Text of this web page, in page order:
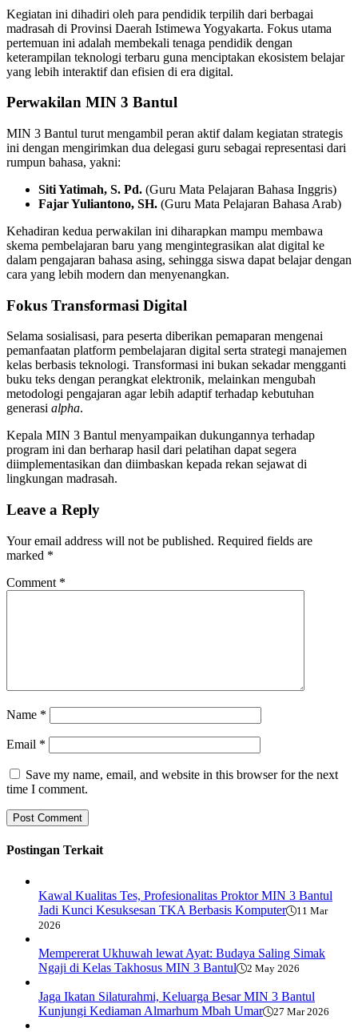
Kegiatan ini dihadiri oleh para pendidik terpilih dari berbagai
madrasah di Provinsi Daerah Istimewa Yogyakarta. Fokus utama
pertemuan ini adalah membekali tenaga pendidik dengan
keterampilan teknologi terbaru guna menciptakan ekosistem belajar
yang lebih interaktif dan efisien di era digital.
Perwakilan MIN 3 Bantul
MIN 3 Bantul turut mengambil peran aktif dalam kegiatan strategis
ini dengan mengirimkan dua delegasi guru sebagai representasi dari
rumpun bahasa, yakni:
Siti Yatimah, S. Pd. (Guru Mata Pelajaran Bahasa Inggris)
Fajar Yuliantono, SH. (Guru Mata Pelajaran Bahasa Arab)
Kehadiran kedua perwakilan ini diharapkan mampu membawa
skema pembelajaran baru yang mengintegrasikan alat digital ke
dalam pengajaran bahasa asing, sehingga siswa dapat belajar dengan
cara yang lebih modern dan menyenangkan.
Fokus Transformasi Digital
Selama sosialisasi, para peserta diberikan pemaparan mengenai
pemanfaatan platform pembelajaran digital serta strategi manajemen
kelas berbasis teknologi. Transformasi ini bukan sekadar mengganti
buku teks dengan perangkat elektronik, melainkan mengubah
metodologi pengajaran agar lebih adaptif terhadap kebutuhan
generasi alpha.
Kepala MIN 3 Bantul menyampaikan dukungannya terhadap
program ini dan berharap hasil dari pelatihan dapat segera
diimplementasikan dan diimbaskan kepada rekan sejawat di
lingkungan madrasah.
Leave a Reply
Your email address will not be published. Required fields are
marked *
Comment *
Name *
Email *
Save my name, email, and website in this browser for the next
time I comment.
Postingan Terkait
Kawal Kualitas Tes, Profesionalitas Proktor MIN 3 Bantul
Jadi Kunci Kesuksesan TKA Berbasis Komputer
11 Mar
2026
Mempererat Ukhuwah lewat Ayat: Budaya Saling Simak
Ngaji di Kelas Takhosus MIN 3 Bantul
2 May 2026
Jaga Ikatan Silaturahmi, Keluarga Besar MIN 3 Bantul
Kunjungi Kediaman Almarhum Mbah Umar
27 Mar 2026